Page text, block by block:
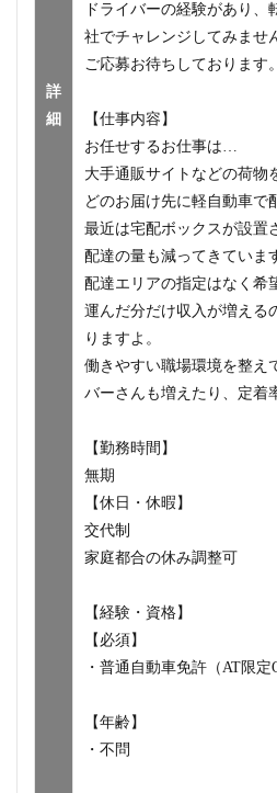
詳
細
ドライバーの経験があり、
社でチャレンジしてみませ
ご応募お待ちしております。
【仕事内容】
お任せするお仕事は…
大手通販サイトなどの荷物
どのお届け先に軽自動車で
最近は宅配ボックスが設置
配達の量も減ってきていま
配達エリアの指定はなく希
運んだ分だけ収入が増える
りますよ。
働きやすい職場環境を整え
バーさんも増えたり、定着
【勤務時間】
無期
【休日・休暇】
交代制
家庭都合の休み調整可
【経験・資格】
【必須】
・普通自動車免許（AT限定
【年齢】
・不問